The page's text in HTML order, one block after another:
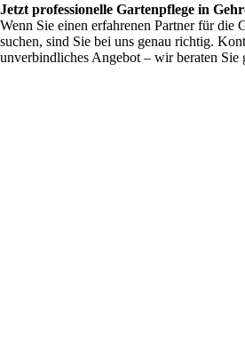
Jetzt professionelle Gartenpflege in
Wenn Sie einen erfahrenen Partner für die
suchen, sind Sie bei uns genau richtig.
unverbindliches Angebot – wir beraten Sie